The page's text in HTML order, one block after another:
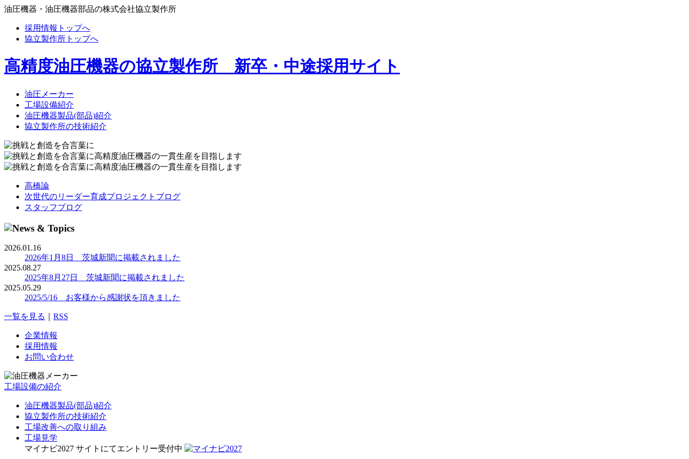
油圧機器・油圧機器部品の株式会社協立製作所
採用情報トップへ
協立製作所トップへ
高精度油圧機器の協立製作所 新卒・中途採用サイト
油圧メーカー
工場設備紹介
油圧機器製品(部品)紹介
協立製作所の技術紹介
高橋論
次世代のリーダー育成プロジェクトブログ
スタッフブログ
2026.01.16
2026年1月8日 茨城新聞に掲載されました
2025.08.27
2025年8月27日 茨城新聞に掲載されました
2025.05.29
2025/5/16 お客様から感謝状を頂きました
一覧を見る RSS
企業情報
採用情報
お問い合わせ
工場設備の紹介
油圧機器製品(部品)紹介
協立製作所の技術紹介
工場改善への取り組み
工場見学
マイナビ2027 サイトにてエントリー受付中